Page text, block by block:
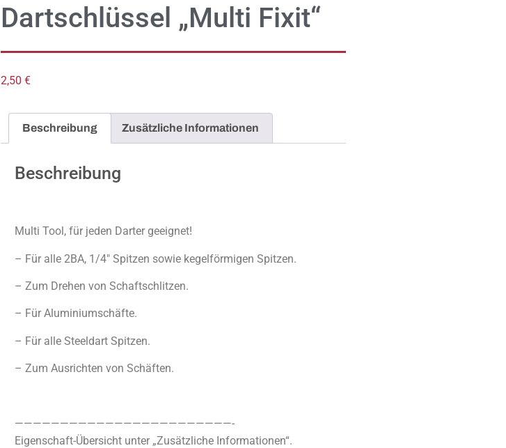
Dartschlüssel „Multi Fixit“
2,50 €
Beschreibung Zusätzliche Informationen
Beschreibung
Multi Tool, für jeden Darter geeignet!
– Für alle 2BA, 1/4″ Spitzen sowie kegelförmigen Spitzen.
– Zum Drehen von Schaftschlitzen.
– Für Aluminiumschäfte.
– Für alle Steeldart Spitzen.
– Zum Ausrichten von Schäften.
————————————————————————-
Eigenschaft-Übersicht unter „Zusätzliche Informationen“.